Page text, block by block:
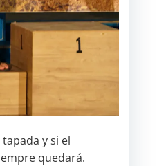
y si el
quedará.